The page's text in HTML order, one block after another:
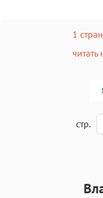
1
читать
стр.